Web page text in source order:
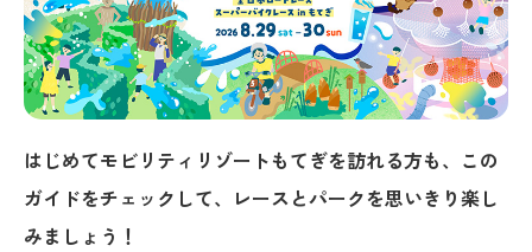
はじめてモビリティリゾートもてぎを訪れる方も、この
ガイドをチェックして、レースとパークを思いきり楽し
みましょう！